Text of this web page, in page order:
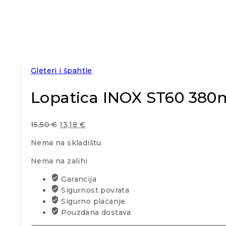
Gleteri i špahtle
Lopatica INOX ST60
15,50€ 13,18 €
Nema na skladištu
Nema na zalihi
Garancija
Sigurnost povrata
Sigurno plaćanje
Pouzdana dostava